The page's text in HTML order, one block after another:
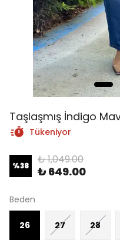
Taşlaşmış İndigo
Tükeniyor
%38 ₺ 1,049.00
₺ 649.00
Beden
26 27 28